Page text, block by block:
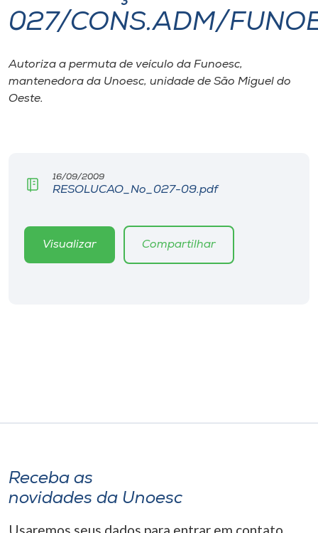
I.nova
Diplomados
Editora
A+
027/CONS.ADM/
Autoriza a permuta de veículo da Funoesc,
mantenedora da Unoesc, unidade de São Miguel do
Oeste.
16/09/2009
RESOLUCAO_No_027-09.pdf
Visualizar Compartilhar
Receba as
novidades da Unoesc
Usaremos seus dados para entrar em contato